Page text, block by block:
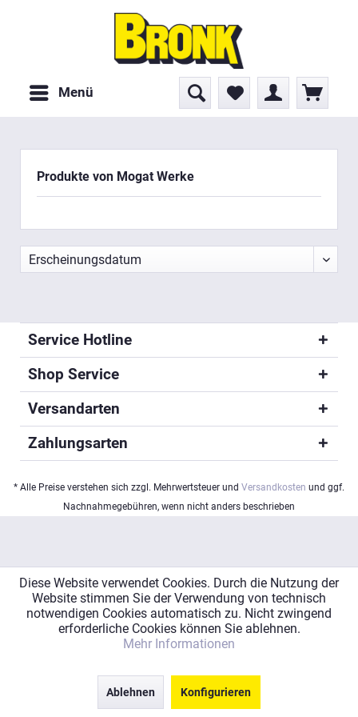
Menü
Produkte von Mogat Werke
Service Hotline
Shop Service
Versandarten
Zahlungsarten
* Alle Preise verstehen sich zzgl. Mehrwertsteuer und Versandkosten und ggf.
Nachnahmegebühren, wenn nicht anders beschrieben
Diese Website verwendet Cookies. Durch die Nutzung der
Website stimmen Sie der Verwendung von technisch
notwendigen Cookies automatisch zu. Nicht zwingend
erforderliche Cookies können Sie ablehnen.
Mehr Informationen
Ablehnen Konfigurieren